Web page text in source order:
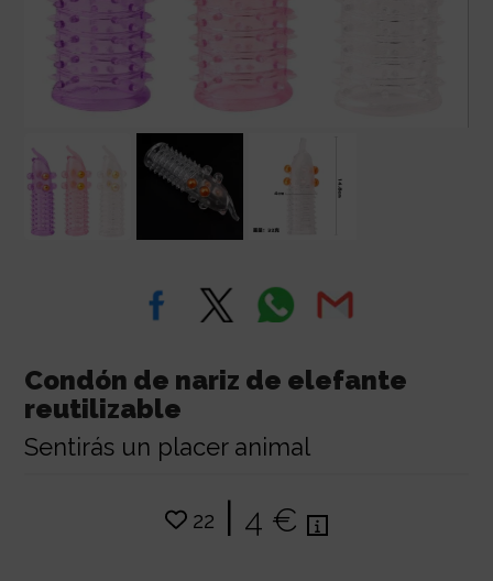
Condón de nariz de elefante
reutilizable
Sentirás un placer animal
22 | 4 €